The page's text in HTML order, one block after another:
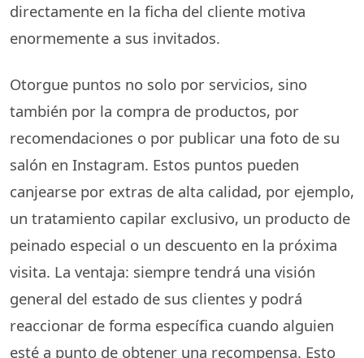
directamente en la ficha del cliente motiva
enormemente a sus invitados.
Otorgue puntos no solo por servicios, sino
también por la compra de productos, por
recomendaciones o por publicar una foto de su
salón en Instagram. Estos puntos pueden
canjearse por extras de alta calidad, por ejemplo,
un tratamiento capilar exclusivo, un producto de
peinado especial o un descuento en la próxima
visita. La ventaja: siempre tendrá una visión
general del estado de sus clientes y podrá
reaccionar de forma específica cuando alguien
esté a punto de obtener una recompensa. Esto